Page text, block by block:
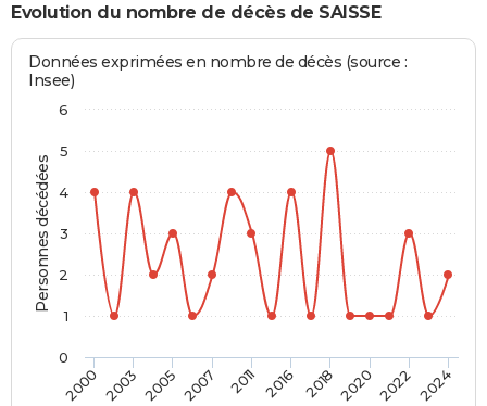
Evolution du nombre de décès de SAISSE
Personnes décédées
Données exprimées en nombre de décès (source :
Insee)
2000 2003 2005 2007 2011 2016 2018 2020 2022 2024
0
1
2
3
4
5
6